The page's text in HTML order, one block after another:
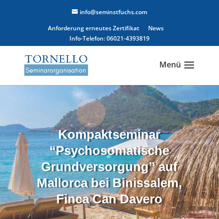
info@seminstfuchs.com
Anforderung erneutes Zertifikat
News
Info-Telefon: 06021-4393819
Kompaktseminar
“Psychosomatische
Grundversorgung” auf
Mallorca bei Binissalem,
Finca Can Davero